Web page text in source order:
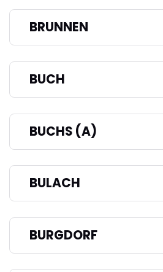
BRUNNEN
BUCH
BUCHS (A)
BULACH
BURGDORF